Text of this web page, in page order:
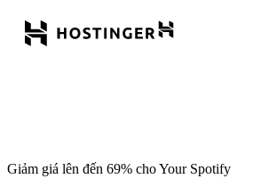
Giảm giá lên đến 69% cho Your Spotify